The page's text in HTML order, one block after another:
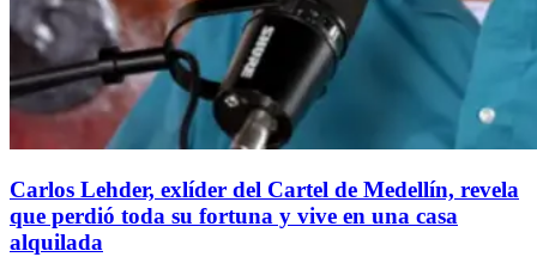
Carlos Lehder, exlíder del Cartel de Medellín, revela
que perdió toda su fortuna y vive en una casa
alquilada